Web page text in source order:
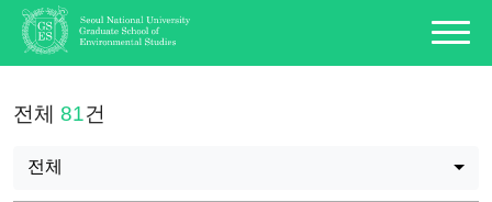
전체 81건
전체